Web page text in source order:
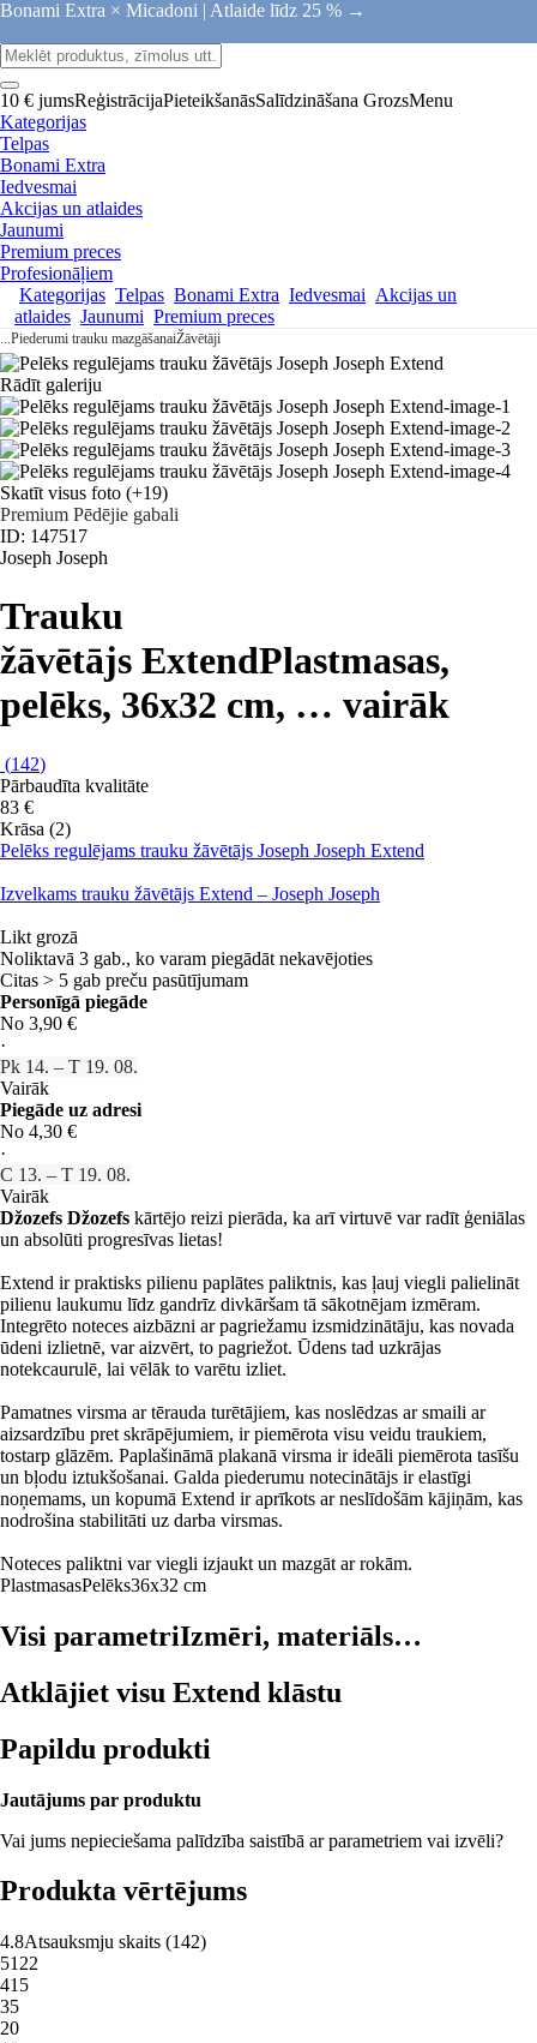
Bonami Extra × Micadoni | Atlaide līdz 25 % →
10 € jumsReģistrācijaPieteikšanāsSalīdzināšana GrozsMenu
Kategorijas
Telpas
Bonami Extra
Iedvesmai
Akcijas un atlaides
Jaunumi
Premium preces
Profesionāļiem
Kategorijas Telpas Bonami Extra Iedvesmai Akcijas un
atlaides Jaunumi Premium preces
...Piederumi trauku mazgāšanaiŽāvētāji
Rādīt galeriju
Skatīt visus foto (+19)
Premium Pēdējie gabali
ID: 147517
Joseph Joseph
Trauku
žāvētājs ExtendPlastmasas,
pelēks, 36x32 cm, … vairāk
(142)
Pārbaudīta kvalitāte
83 €
Krāsa (2)
Pelēks regulējams trauku žāvētājs Joseph Joseph Extend
Izvelkams trauku žāvētājs Extend – Joseph Joseph
Likt grozā
Noliktavā 3 gab., ko varam piegādāt nekavējoties
Citas > 5 gab preču pasūtījumam
Personīgā piegāde
No 3,90 €
·
Pk 14. – T 19. 08.
Vairāk
Piegāde uz adresi
No 4,30 €
·
C 13. – T 19. 08.
Vairāk
Džozefs Džozefs kārtējo reizi pierāda, ka arī virtuvē var radīt ģeniālas
un absolūti progresīvas lietas!
Extend ir praktisks pilienu paplātes paliktnis, kas ļauj viegli palielināt
pilienu laukumu līdz gandrīz divkāršam tā sākotnējam izmēram.
Integrēto noteces aizbāzni ar pagriežamu izsmidzinātāju, kas novada
ūdeni izlietnē, var aizvērt, to pagriežot. Ūdens tad uzkrājas
notekcaurulē, lai vēlāk to varētu izliet.
Pamatnes virsma ar tērauda turētājiem, kas noslēdzas ar smaili ar
aizsardzību pret skrāpējumiem, ir piemērota visu veidu traukiem,
tostarp glāzēm. Paplašināmā plakanā virsma ir ideāli piemērota tasīšu
un bļodu iztukšošanai. Galda piederumu notecinātājs ir elastīgi
noņemams, un kopumā Extend ir aprīkots ar neslīdošām kājiņām, kas
nodrošina stabilitāti uz darba virsmas.
Noteces paliktni var viegli izjaukt un mazgāt ar rokām.
PlastmasasPelēks36x32 cm
Visi parametriIzmēri, materiāls…
Atklājiet visu Extend klāstu
Papildu produkti
Jautājums par produktu
Vai jums nepieciešama palīdzība saistībā ar parametriem vai izvēli?
Produkta vērtējums
4.8Atsauksmju skaits (142)
5122
415
35
20